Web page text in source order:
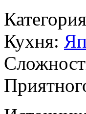
Кухня: